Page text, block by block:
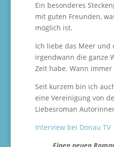
Ein besonderes
mit guten Freunden,
möglich ist.
Ich liebe das Meer und
irgendwann die ganze
Zeit habe. Wann
Seit kurzem bin ich
eine Vereinigung von
Liebesroman
Interview bei Donau TV